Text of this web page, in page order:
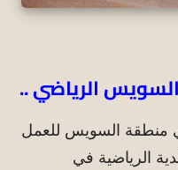
الرياضي ..
في منطقة السويس للعمل
الرياضية في